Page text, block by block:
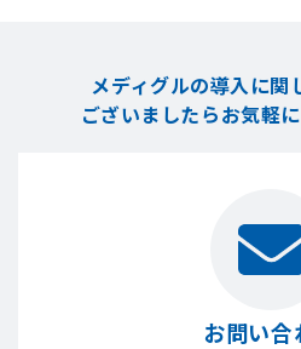
メディグルの導入に関
ございましたらお気軽
お問い合